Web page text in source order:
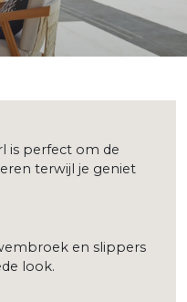
is perfect om de
terwijl je geniet
en slippers
look.